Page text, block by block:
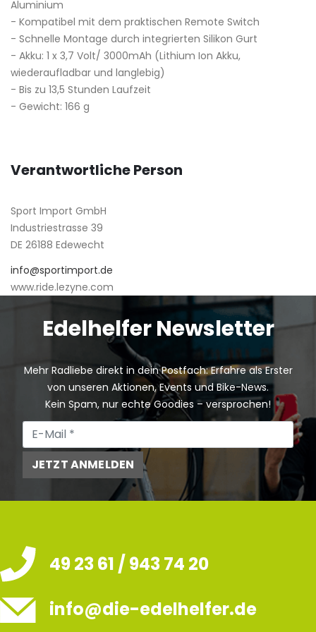
Aluminium
- Kompatibel mit dem praktischen Remote Switch
- Schnelle Montage durch integrierten Silikon Gurt
- Akku: 1 x 3,7 Volt/ 3000mAh (Lithium Ion Akku,
wiederaufladbar und langlebig)
- Bis zu 13,5 Stunden Laufzeit
- Gewicht: 166 g
Verantwortliche Person
Sport Import GmbH
Industriestrasse 39
DE 26188 Edewecht
info@sportimport.de
www.ride.lezyne.com
Edelhelfer Newsletter
Mehr Radliebe direkt in dein Postfach: Erfahre als Erster
von unseren Aktionen, Events und Bike-News.
Kein Spam, nur echte Goodies – versprochen!
JETZT ANMELDEN
49 23 61 / 943 74 20
info@die-edelhelfer.de